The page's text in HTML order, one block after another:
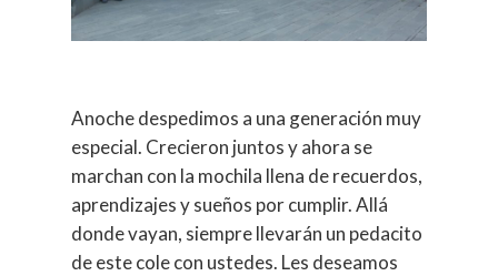
Anoche despedimos a una generación muy
especial. Crecieron juntos y ahora se
marchan con la mochila llena de recuerdos,
aprendizajes y sueños por cumplir. Allá
donde vayan, siempre llevarán un pedacito
de este cole con ustedes. Les deseamos